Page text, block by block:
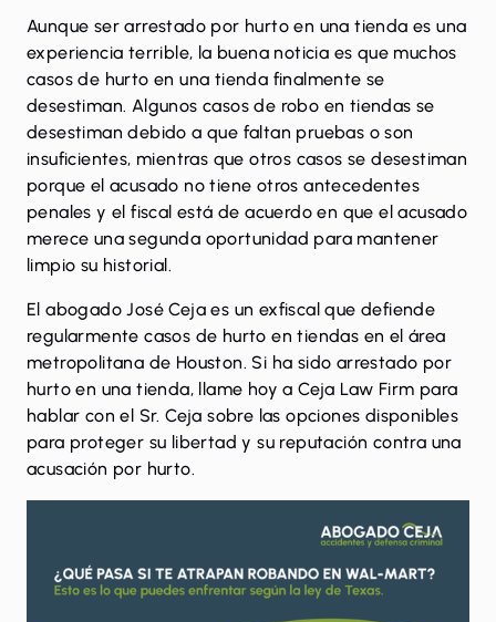
Aunque ser arrestado por hurto en una tienda es una
experiencia terrible, la buena noticia es que muchos
casos de hurto en una tienda finalmente se
desestiman. Algunos casos de robo en tiendas se
desestiman debido a que faltan pruebas o son
insuficientes, mientras que otros casos se desestiman
porque el acusado no tiene otros antecedentes
penales y el fiscal está de acuerdo en que el acusado
merece una segunda oportunidad para mantener
limpio su historial.
El abogado José Ceja es un exfiscal que defiende
regularmente casos de hurto en tiendas en el área
metropolitana de Houston. Si ha sido arrestado por
hurto en una tienda, llame hoy a Ceja Law Firm para
hablar con el Sr. Ceja sobre las opciones disponibles
para proteger su libertad y su reputación contra una
acusación por hurto.